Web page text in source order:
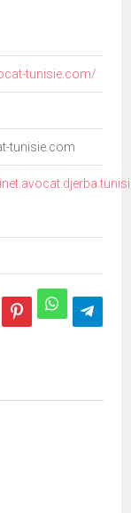
tunisie.com/
tunisie.com